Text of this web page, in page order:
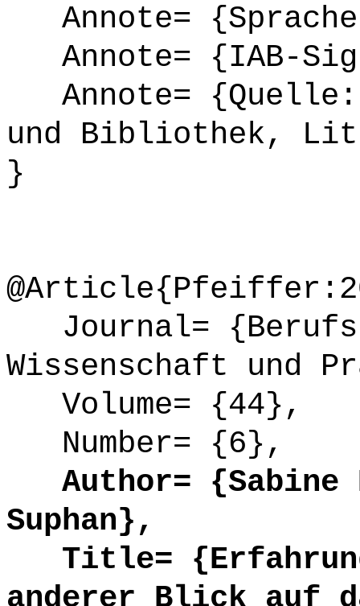
Annote=
Annote= {IAB-
Annote= {Quelle:
und Bibliothek,
}
Journal=
Wissenschaft und
Volume= {44},
Number= {6},
Author= {Sabine
Suphan},
Title=
anderer Blick auf